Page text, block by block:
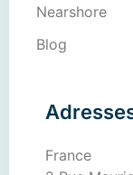
Nearshore
Blog
France